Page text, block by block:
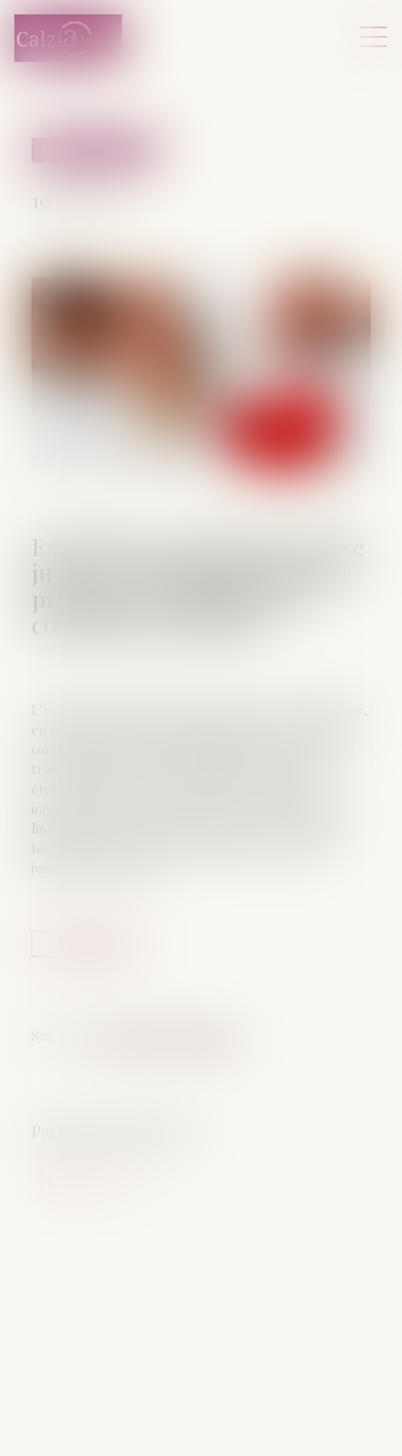
Exequatur et autorité de chose
jugée : la dissimulation d’une
prestation compensatoire
constitue une fraude
Source :
L’exequatur d’une décision étrangère est subordonné,
en droit international privé français (en l'absence de
convention ou règlement applicable), à la réunion de
trois conditions : compétence indirecte du juge
étranger, absence de contrariété à l’ordre public
international, et absence de fraude. La fraude ne se
juridiction étrangère...